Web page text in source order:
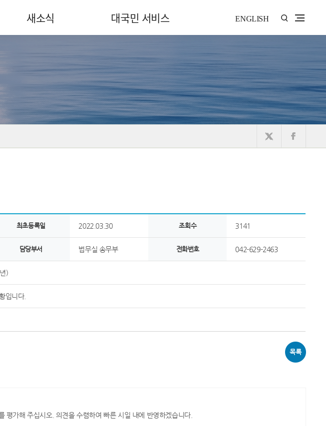
새소식 대국민 서비스 ENGLISH
최초등록일 2022.03.30 조회수 3141
담당부서 법무실 송무부 전화번호 042-629-2463
)
입니다.
목록
평가해 주십시오. 의견을 수렴하여 빠른 시일 내에 반영하겠습니다.